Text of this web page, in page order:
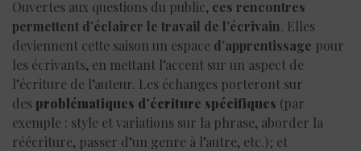
Ouvertes aux questions du public, ces rencontres
permettent d’éclairer le travail de l’écrivain. Elles
deviennent cette saison un espace d’apprentissage pour
les écrivants, en mettant l’accent sur un aspect de
l’écriture de l’auteur. Les échanges porteront sur
desproblématiques d’écriture spécifiques (par
exemple : style et variations sur la phrase, aborder la
réécriture, passer d’un genre à l’autre, etc.) ; et